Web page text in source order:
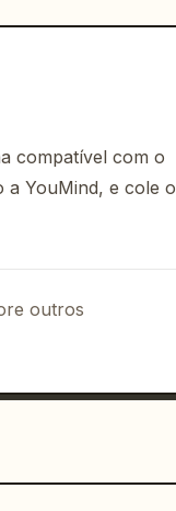
compatível com o
a YouMind, e cole o
outros